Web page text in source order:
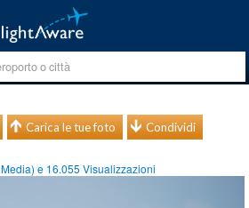
Carica le tue foto Condividi
Media) e 16.055 Visualizzazioni